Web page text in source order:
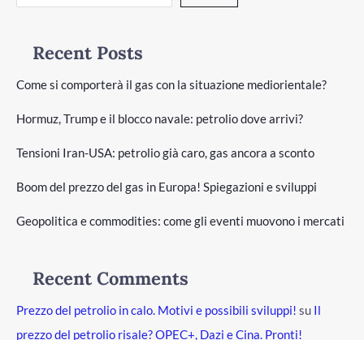
Recent Posts
Come si comporterà il gas con la situazione mediorientale?
Hormuz, Trump e il blocco navale: petrolio dove arrivi?
Tensioni Iran-USA: petrolio già caro, gas ancora a sconto
Boom del prezzo del gas in Europa! Spiegazioni e sviluppi
Geopolitica e commodities: come gli eventi muovono i mercati
Recent Comments
Prezzo del petrolio in calo. Motivi e possibili sviluppi! su Il
prezzo del petrolio risale? OPEC+, Dazi e Cina. Pronti!